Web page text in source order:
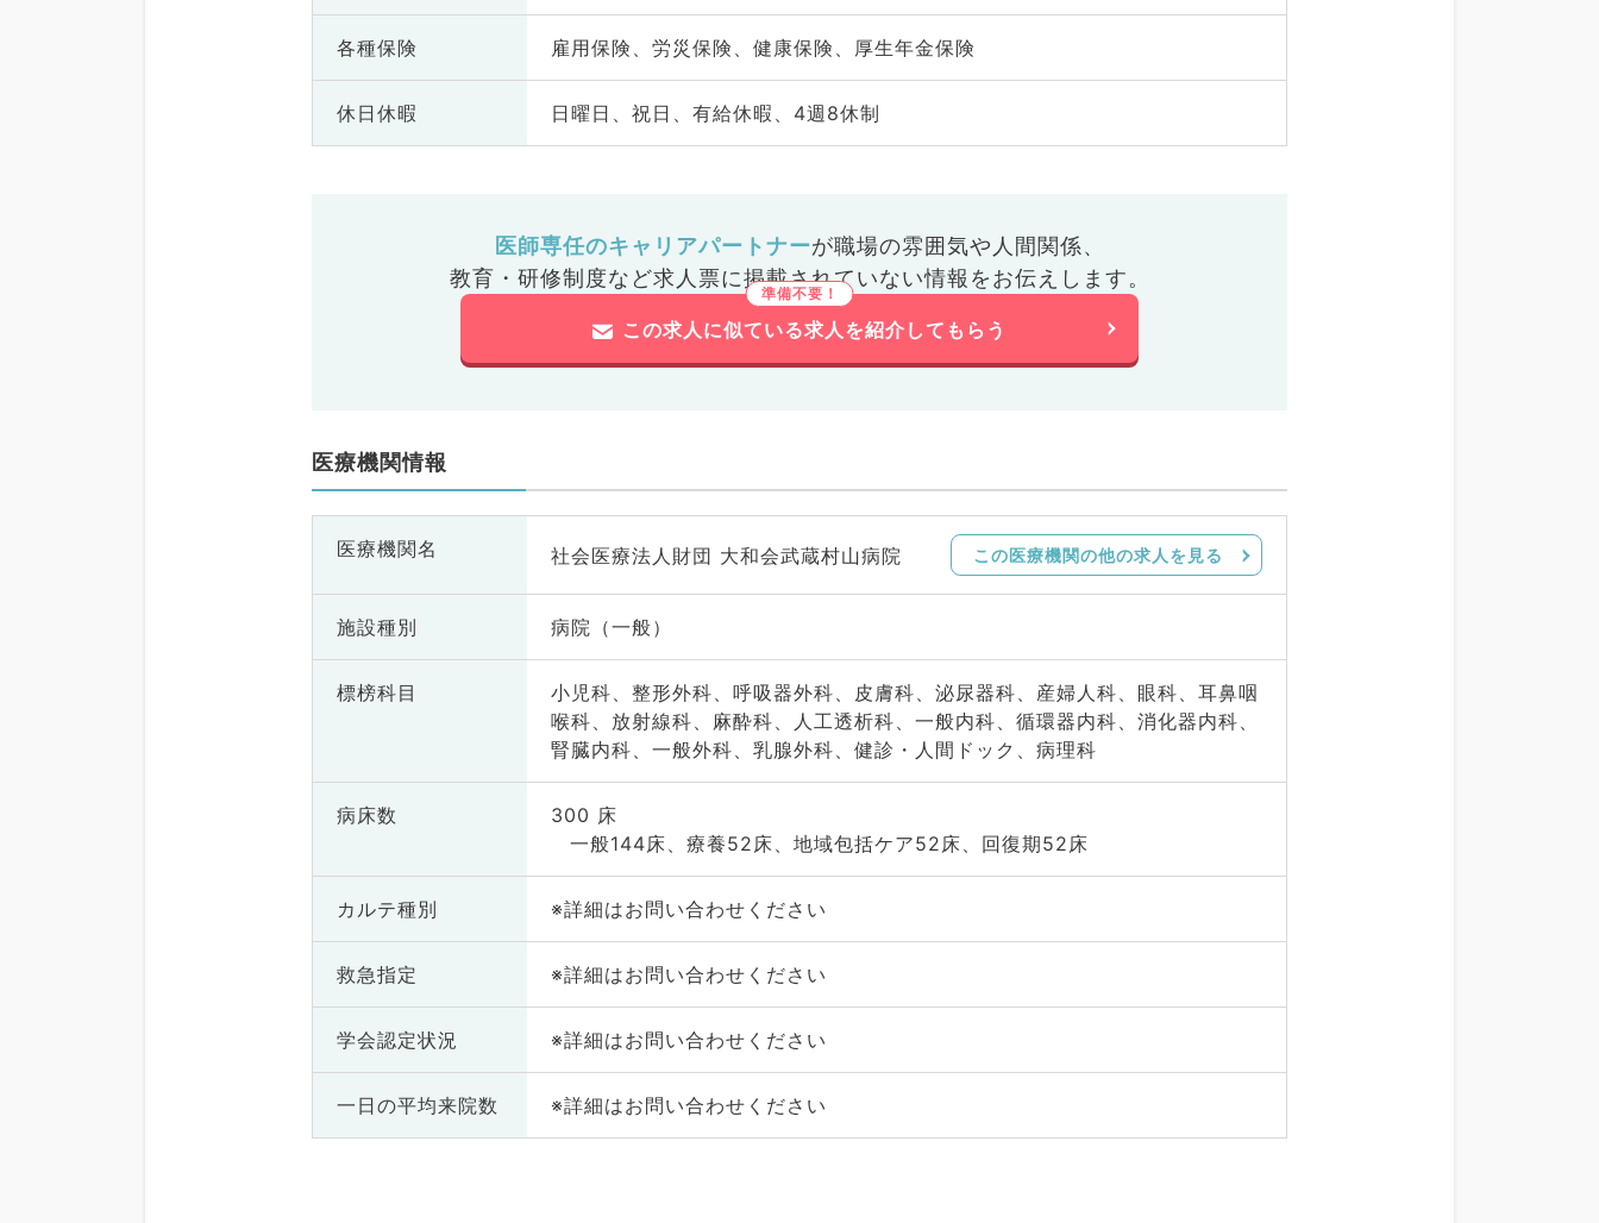
各種保険 雇用保険、労災保険、健康保険、厚生年金保険
休日休暇 日曜日、祝日、有給休暇、4週8休制
医師専任のキャリアパートナーが職場の雰囲気や人間関係、
教育・研修制度など求人票に掲載されていない情報をお伝えします。
この求人に似ている求人を紹介してもらう
医療機関情報
医療機関名 社会医療法人財団 大和会武蔵村山病院 この医療機関の他の求人を見る
施設種別 病院（一般）
標榜科目
小児科、整形外科、呼吸器外科、皮膚科、泌尿器科、産婦人科、眼科、耳鼻咽
喉科、放射線科、麻酔科、人工透析科、一般内科、循環器内科、消化器内科、
腎臓内科、一般外科、乳腺外科、健診・人間ドック、病理科
病床数
300 床
一般144床、療養52床、地域包括ケア52床、回復期52床
カルテ種別 ※詳細はお問い合わせください
救急指定 ※詳細はお問い合わせください
学会認定状況 ※詳細はお問い合わせください
一日の平均来院数 ※詳細はお問い合わせください